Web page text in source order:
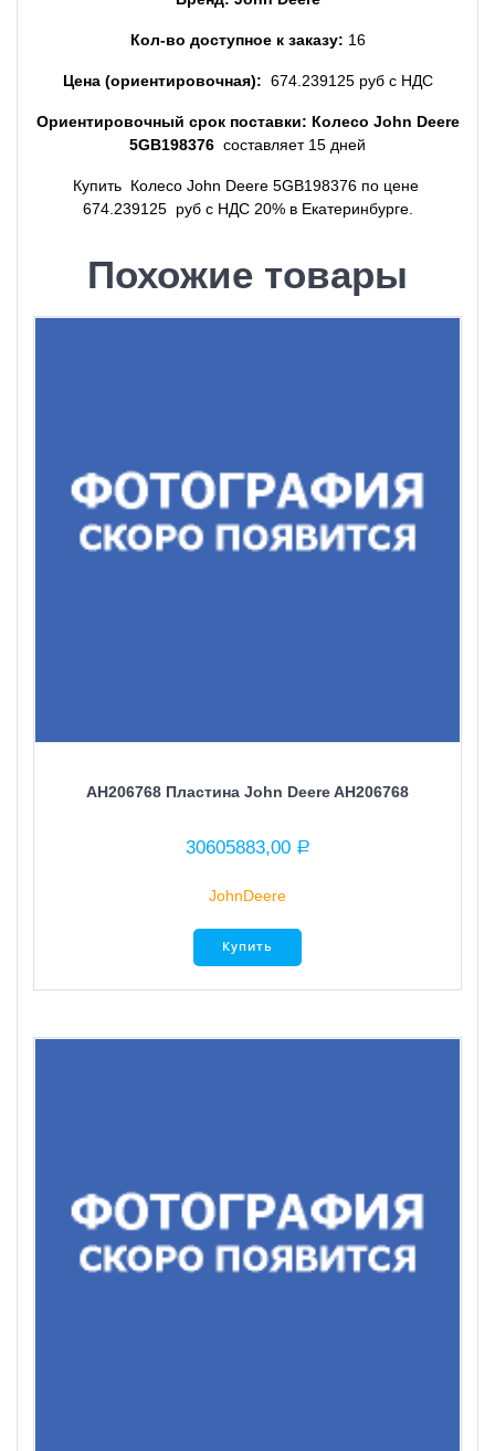
Кол-во доступное к заказу: 16
Цена (ориентировочная): 674.239125 руб с НДС
Ориентировочный срок поставки: Колесо John Deere
5GB198376 составляет 15 дней
Купить Колесо John Deere 5GB198376 по цене
674.239125 руб с НДС 20% в Екатеринбурге.
Похожие товары
AH206768 Пластина John Deere AH206768
30605883,00 Р
JohnDeere
Купить